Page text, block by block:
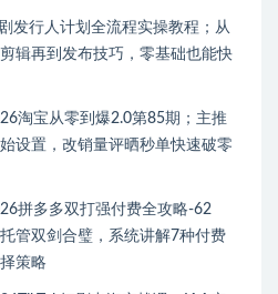
发行人计划全流程实操教程；从
辑再到发布技巧，零基础也能快
淘宝从零到爆2.0第85期；主推
设置，改销量评晒秒单快速破零
拼多多双打强付费全攻略-62
管双剑合璧，系统讲解7种付费
策略